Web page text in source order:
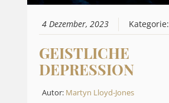
4 Dezember, 2023 Kategorie:
GEISTLICHE
DEPRESSION
Autor: Martyn Lloyd-Jones